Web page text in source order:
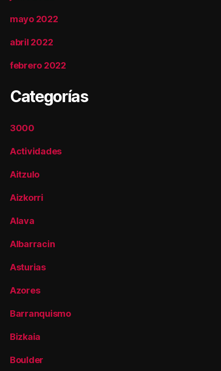
mayo 2022
abril 2022
febrero 2022
Categorías
3000
Actividades
Aitzulo
Aizkorri
Alava
Albarracin
Asturias
Azores
Barranquismo
Bizkaia
Boulder